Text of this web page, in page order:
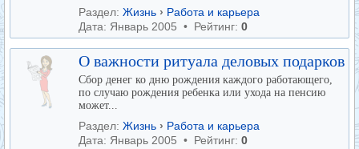
Раздел: Жизнь › Работа и карьера
Дата: Январь 2005 • Рейтинг: 0
О важности ритуала деловых подарков
Сбор денег ко дню рождения каждого работающего,
по случаю рождения ребенка или ухода на пенсию
может...
Раздел: Жизнь › Работа и карьера
Дата: Январь 2005 • Рейтинг: 0